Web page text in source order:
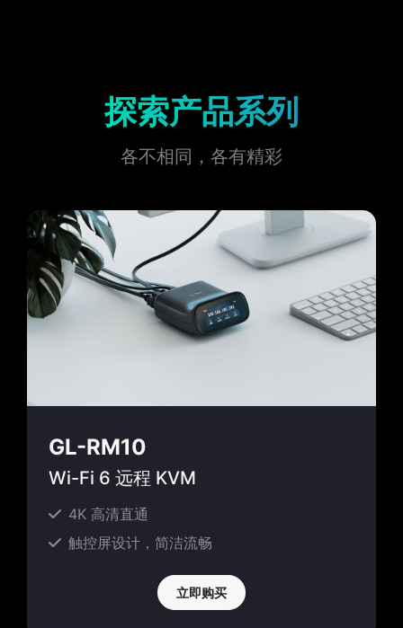
探索产品系列
各不相同，各有精彩
GL-RM10
Wi-Fi 6 远程 KVM
4K 高清直通
触控屏设计，简洁流畅
立即购买